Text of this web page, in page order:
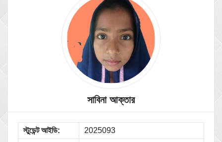
সাবিনা আক্তার
স্টুডেন্ট আইডি:
2025093